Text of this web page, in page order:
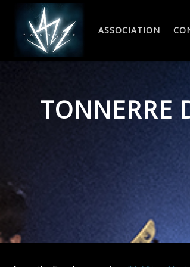
content
ASSOCIATION
TONNERRE